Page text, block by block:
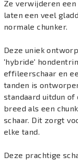
Ze verwijderen
laten een veel
normale chunker.
Deze uniek
'hybride'
effileerschaar en
tanden is
standaard uitdun
breed als een
schaar. Dit zorgt
elke tand.
Deze prachtige